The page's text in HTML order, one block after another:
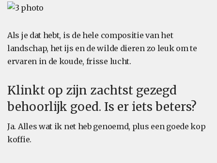
Als je dat hebt, is de hele compositie van het
landschap, het ijs en de wilde dieren zo leuk om te
ervaren in de koude, frisse lucht.
Klinkt op zijn zachtst gezegd
behoorlijk goed. Is er iets beters?
Ja. Alles wat ik net heb genoemd, plus een goede kop
koffie.